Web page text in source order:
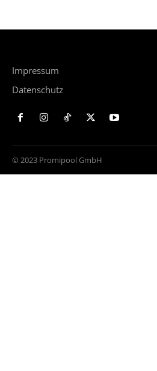
Impressum
Datenschutz
© 2023 Promipool GmbH